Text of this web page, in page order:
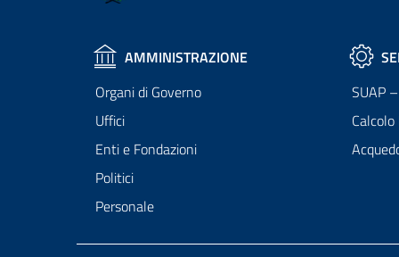
AMMINISTRAZIONE
Organi di Governo
Uffici
Enti e Fondazioni
Politici
Personale
SUAP